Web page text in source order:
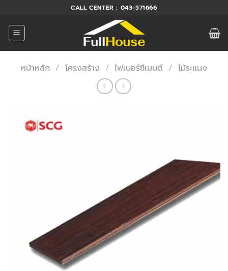
ยัง
เนื้อหา
CALL CENTER : 043-571666
หน้าหลัก / โครงสร้าง / ไฟเบอร์ซีเมนต์ / ไม้ระแนง